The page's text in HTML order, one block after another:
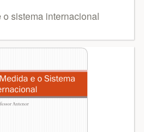
sistema internacional